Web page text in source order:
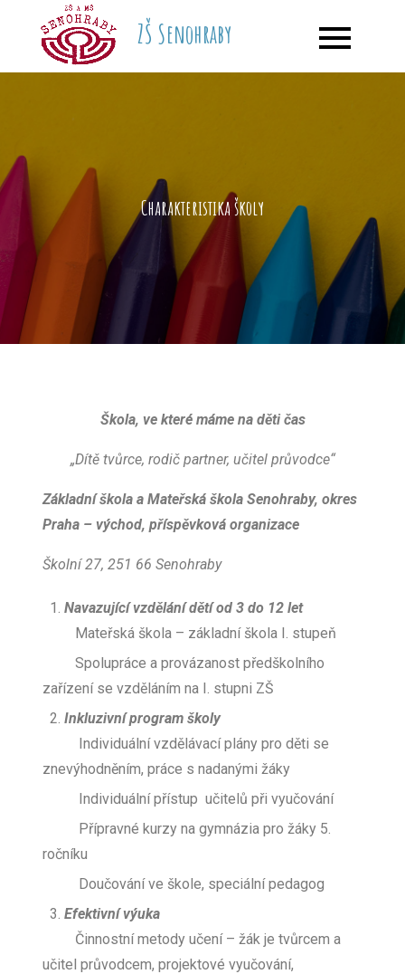
ZŠ Senohraby
Charakteristika školy
Škola, ve které máme na děti čas
„Dítě tvůrce, rodič partner, učitel průvodce“
Základní škola a Mateřská škola Senohraby, okres
Praha – východ, příspěvková organizace
Školní 27, 251 66 Senohraby
Navazující vzdělání dětí od 3 do 12 let
Mateřská škola – základní škola I. stupeň
Spolupráce a provázanost předškolního
zařízení se vzděláním na I. stupni ZŠ
Inkluzivní program školy
Individuální vzdělávací plány pro děti se
znevýhodněním, práce s nadanými žáky
Individuální přístup učitelů při vyučování
Přípravné kurzy na gymnázia pro žáky 5.
ročníku
Doučování ve škole, speciální pedagog
Efektivní výuka
Činnostní metody učení – žák je tvůrcem a
učitel průvodcem, projektové vyučování,